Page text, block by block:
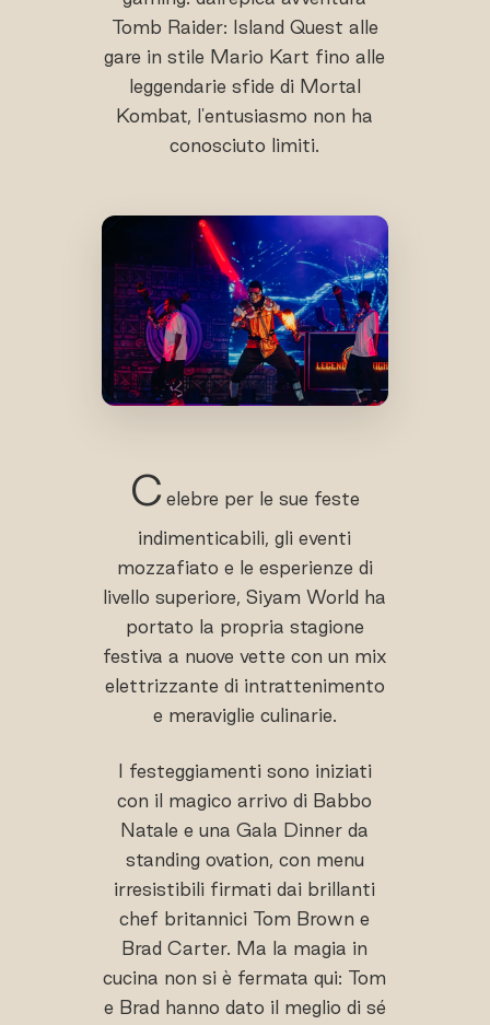
Tomb Raider: Island Quest alle
gare in stile Mario Kart fino alle
leggendarie sfide di Mortal
Kombat, l'entusiasmo non ha
conosciuto limiti.
C elebre per le sue feste
indimenticabili, gli eventi
mozzafiato e le esperienze di
livello superiore, Siyam World ha
portato la propria stagione
festiva a nuove vette con un mix
elettrizzante di intrattenimento
e meraviglie culinarie.
I festeggiamenti sono iniziati
con il magico arrivo di Babbo
Natale e una Gala Dinner da
standing ovation, con menu
irresistibili firmati dai brillanti
chef britannici Tom Brown e
Brad Carter. Ma la magia in
cucina non si è fermata qui: Tom
e Brad hanno dato il meglio di sé